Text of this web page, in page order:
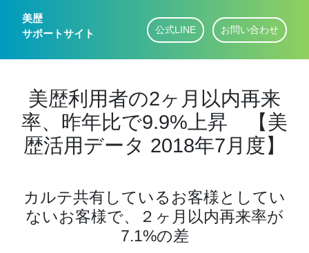
美歴
サポートサイト
公式LINE お問い合わせ
美歴利用者の2ヶ月以内再来
率、昨年比で9.9%上昇 【美
歴活用データ 2018年7月度】
カルテ共有しているお客様としてい
ないお客様で、２ヶ月以内再来率が
7.1%の差